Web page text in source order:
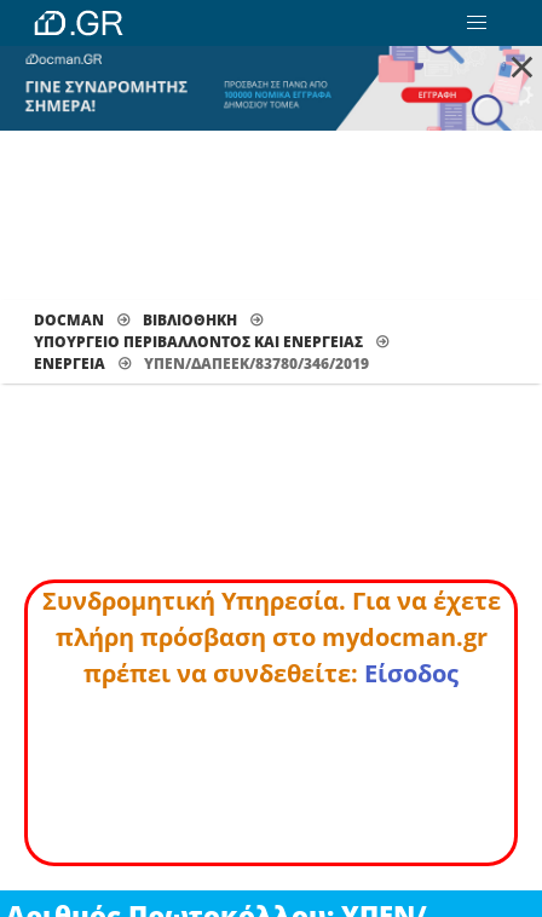
×
DOCMAN
ΒΙΒΛΙΟΘΗΚΗ
ΥΠΟΥΡΓΕΙΟ ΠΕΡΙΒΑΛΛΟΝΤΟΣ ΚΑΙ ΕΝΕΡΓΕΙΑΣ
ΕΝΈΡΓΕΙΑ
ΥΠΕΝ/ΔΑΠΕΕΚ/83780/346/2019
Συνδρομητική Υπηρεσία. Για να έχετε
πλήρη πρόσβαση στο mydocman.gr
πρέπει να συνδεθείτε: Είσοδος